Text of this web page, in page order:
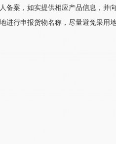
备案，如实提供相应产品信息，并
进行申报货物名称，尽量避免采用